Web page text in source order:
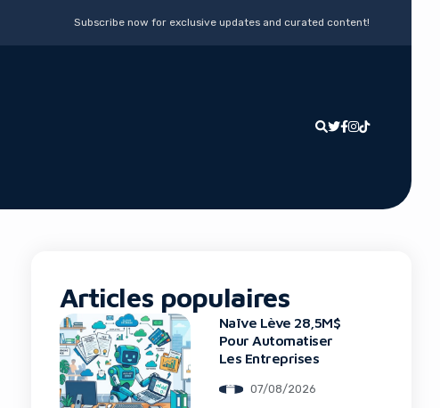
Subscribe now for exclusive updates and curated content!
Articles populaires
Naïve Lève 28,5M$
Pour Automatiser
Les Entreprises
07/08/2026